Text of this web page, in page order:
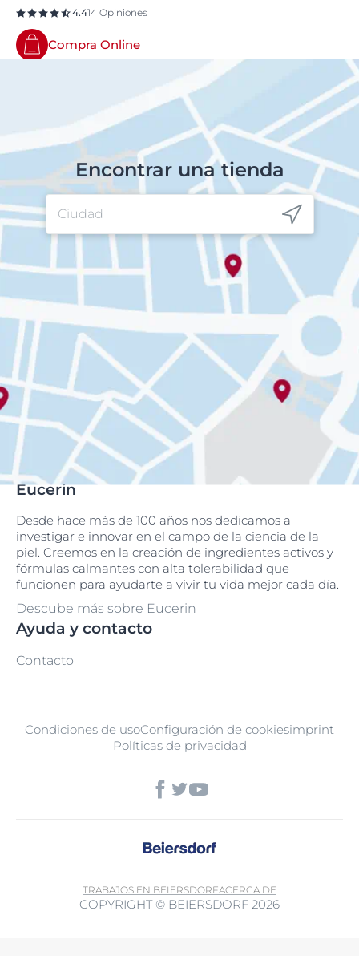
4.414 Opiniones
Compra Online
Encontrar una tienda
Eucerin
Desde hace más de 100 años nos dedicamos a
investigar e innovar en el campo de la ciencia de la
piel. Creemos en la creación de ingredientes activos y
fórmulas calmantes con alta tolerabilidad que
funcionen para ayudarte a vivir tu vida mejor cada día.
Descube más sobre Eucerin
Ayuda y contacto
Contacto
Condiciones de usoConfiguración de cookiesimprint
Políticas de privacidad
TRABAJOS EN BEIERSDORFACERCA DE
COPYRIGHT © BEIERSDORF 2026